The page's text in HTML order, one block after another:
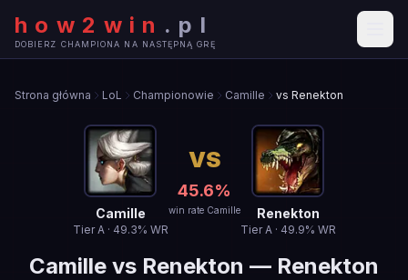
how2win . pl
DOBIERZ CHAMPIONA NA NASTĘPNĄ GRĘ
Strona główna LoL Championowie Camille vs Renekton
Camille
TierA· 49.3% WR
VS
45.6%
win rate Camille Renekton
TierA· 49.9% WR
Camille vs Renekton — Renekton